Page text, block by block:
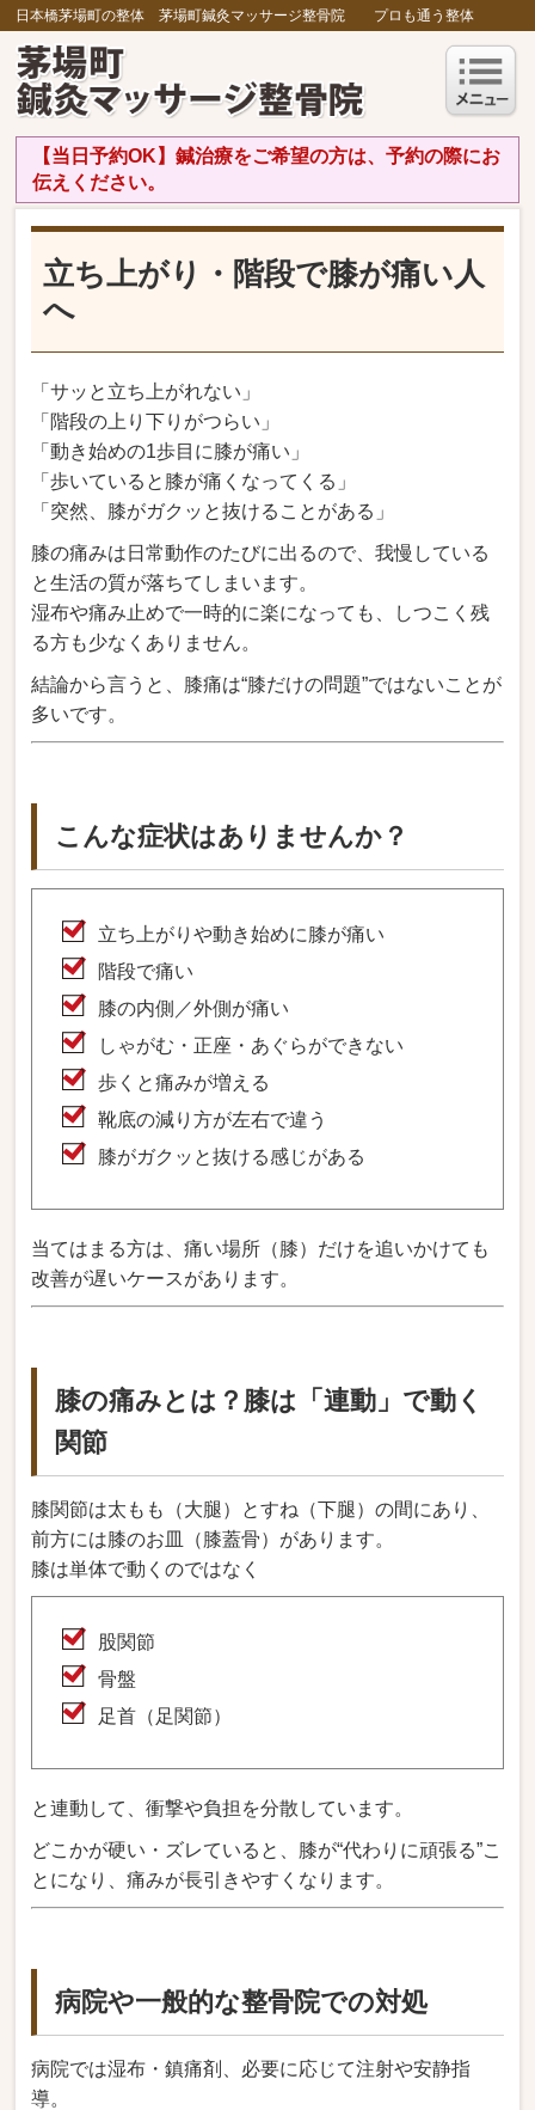
日本橋茅場町の整体 茅場町鍼灸マッサージ整骨院 プロも通う整体
【当日予約OK】鍼治療をご希望の方は、予約の際にお
伝えください。
立ち上がり・階段で膝が痛い人
へ
「サッと立ち上がれない」
「階段の上り下りがつらい」
「動き始めの1歩目に膝が痛い」
「歩いていると膝が痛くなってくる」
「突然、膝がガクッと抜けることがある」
膝の痛みは日常動作のたびに出るので、我慢している
と生活の質が落ちてしまいます。
湿布や痛み止めで一時的に楽になっても、しつこく残
る方も少なくありません。
結論から言うと、膝痛は“膝だけの問題”ではないことが
多いです。
こんな症状はありませんか？
立ち上がりや動き始めに膝が痛い
階段で痛い
膝の内側／外側が痛い
しゃがむ・正座・あぐらができない
歩くと痛みが増える
靴底の減り方が左右で違う
膝がガクッと抜ける感じがある
当てはまる方は、痛い場所（膝）だけを追いかけても
改善が遅いケースがあります。
膝の痛みとは？膝は「連動」で動く
関節
膝関節は太もも（大腿）とすね（下腿）の間にあり、
前方には膝のお皿（膝蓋骨）があります。
膝は単体で動くのではなく
股関節
骨盤
足首（足関節）
と連動して、衝撃や負担を分散しています。
どこかが硬い・ズレていると、膝が“代わりに頑張る”こ
とになり、痛みが長引きやすくなります。
病院や一般的な整骨院での対処
病院では湿布・鎮痛剤、必要に応じて注射や安静指
導。